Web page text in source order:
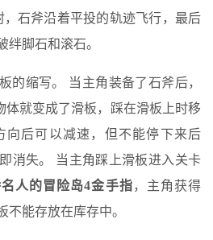
石斧沿着平投的轨迹飞行，最后
绊脚石和滚石。
的缩写。 当主角装备了石斧后，
体就变成了滑板，踩在滑板上时移
向后可以减速，但不能停下来后
消失。 当主角踩上滑板进入关卡
人的冒险岛4金手指，主角获得
不能存放在库存中。